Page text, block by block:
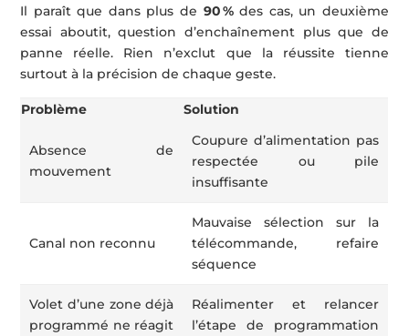
Il paraît que dans plus de 90 %des cas, un deuxième
essai aboutit, question d’enchaînement plus que de
panne réelle. Rien n’exclut que la réussite tienne
surtout à la précision de chaque geste.
Problème Solution
Absence de
mouvement
Coupure d’alimentation pas
respectée ou pile
insuffisante
Canal non reconnu
Mauvaise sélection sur la
télécommande, refaire
séquence
Volet d’une zone déjà
programmé ne réagit
Réalimenter et relancer
l’étape de programmation